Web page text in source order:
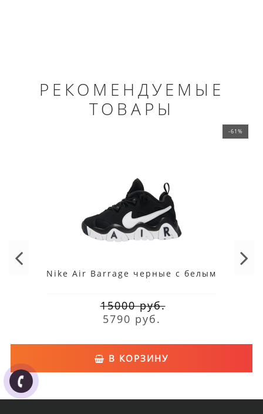
РЕКОМЕНДУЕМЫЕ
ТОВАРЫ
-61%
Nike Air Barrage черные с белым
15000 руб.
5790 руб.
В КОРЗИНУ